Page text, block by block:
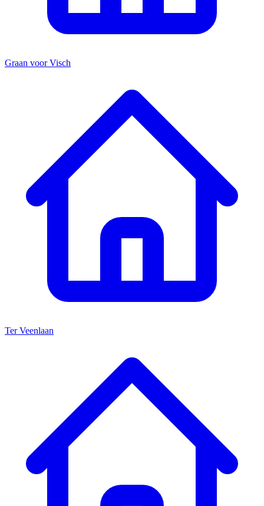
Graan voor Visch
Ter Veenlaan